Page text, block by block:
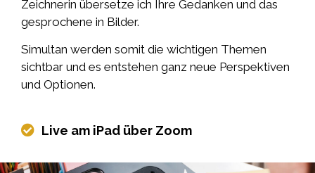
Zeichnerin übersetze ich Ihre Gedanken und das
gesprochene in Bilder.
Simultan werden somit die wichtigen Themen
sichtbar und es entstehen ganz neue Perspektiven
und Optionen.
Live am iPad über Zoom